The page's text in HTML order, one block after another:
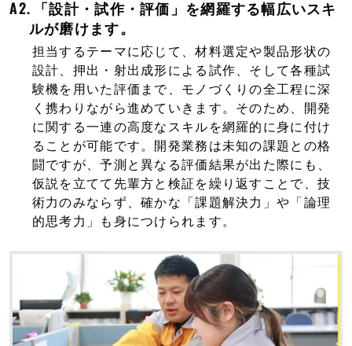
「設計・試作・評価」を網羅する幅広いスキ
ルが磨けます。
担当するテーマに応じて、材料選定や製品形状の
設計、押出・射出成形による試作、そして各種試
験機を用いた評価まで、モノづくりの全工程に深
く携わりながら進めていきます。そのため、開発
に関する一連の高度なスキルを網羅的に身に付け
ることが可能です。開発業務は未知の課題との格
闘ですが、予測と異なる評価結果が出た際にも、
仮説を立てて先輩方と検証を繰り返すことで、技
術力のみならず、確かな「課題解決力」や「論理
的思考力」も身につけられます。